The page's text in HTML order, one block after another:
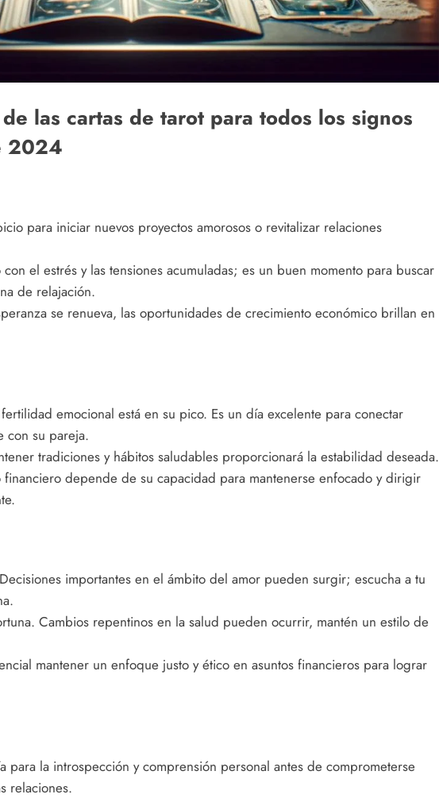
las cartas de tarot para todos los signos
2024
para iniciar nuevos proyectos amorosos o revitalizar relaciones
el estrés y las tensiones acumuladas; es un buen momento para buscar
de relajación.
se renueva, las oportunidades de crecimiento económico brillan en
emocional está en su pico. Es un día excelente para conectar
con su pareja.
tradiciones y hábitos saludables proporcionará la estabilidad deseada.
depende de su capacidad para mantenerse enfocado y dirigir
importantes en el ámbito del amor pueden surgir; escucha a tu
Cambios repentinos en la salud pueden ocurrir, mantén un estilo de
mantener un enfoque justo y ético en asuntos financieros para lograr
para la introspección y comprensión personal antes de comprometerse
relaciones.